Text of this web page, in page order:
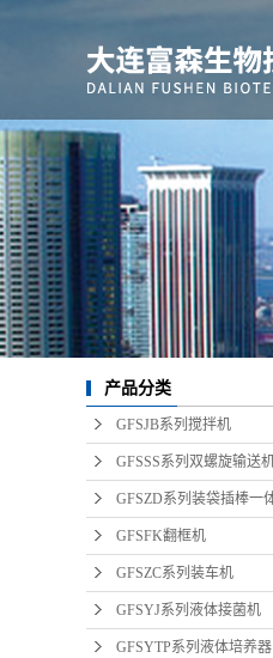
产品分类
GFSJB系列搅拌机
GFSSS系列双螺旋输送
GFSZD系列装袋插棒一
GFSFK翻框机
GFSZC系列装车机
GFSYJ系列液体接菌机
GFSYTP系列液体培养器